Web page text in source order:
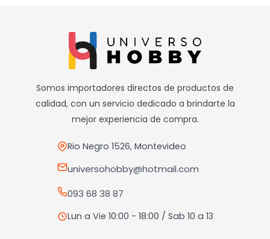
Nuestro punto de retiro se encuentra en zona centro
El horario de retiros es de Lunes a Viernes de 10hs a 18hs,
Sábados de 10hs a 13hs
múltiples
variantes.
Las
opciones
se
pueden
en
la
de
producto
variantes.
Las
opciones
se
pueden
producto
Somos importadores directos de productos de
calidad, con un servicio dedicado a brindarte la
mejor experiencia de compra.
Rio Negro 1526, Montevideo
universohobby@hotmail.com
093 68 38 87
Lun a Vie 10:00 - 18:00 / Sab 10 a 13